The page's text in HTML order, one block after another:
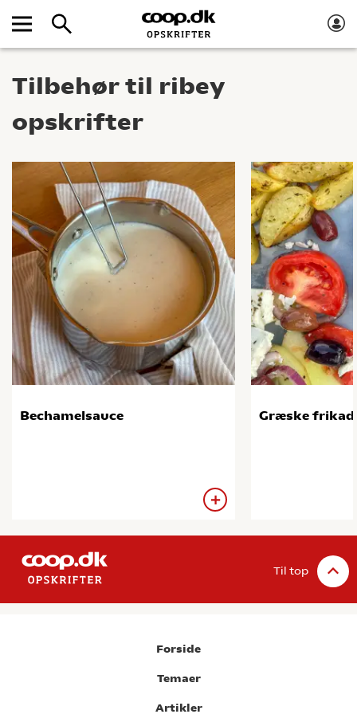
Tilbehør til ribey
opskrifter
Bechamelsauce Græske
Til top
Forside
Temaer
Artikler